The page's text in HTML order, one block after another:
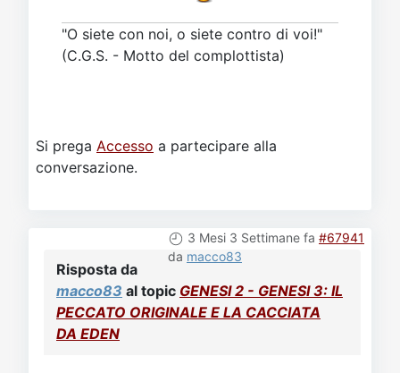
"O siete con noi, o siete contro di voi!"
(C.G.S. - Motto del complottista)
Si prega Accesso a partecipare alla
conversazione.
3 Mesi 3 Settimane fa #67941
da macco83
Risposta da
macco83 al topic GENESI 2 - GENESI 3: IL
PECCATO ORIGINALE E LA CACCIATA
DA EDEN